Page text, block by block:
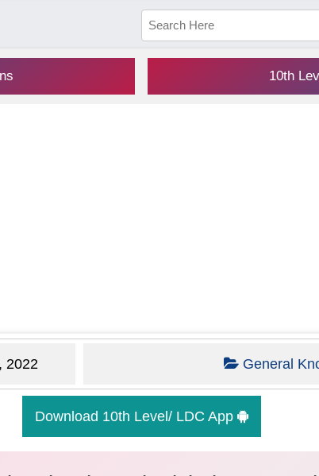
10th
2022 General
Download 10th Level/ LDC App